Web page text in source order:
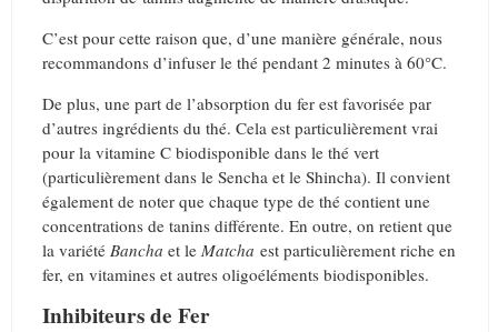
C’est pour cette raison que, d’une manière générale, nous
recommandons d’infuser le thé pendant 2 minutes à 60°C.
De plus, une part de l’absorption du fer est favorisée par
d’autres ingrédients du thé. Cela est particulièrement vrai
pour la vitamine C biodisponible dans le thé vert
(particulièrement dans le Sencha et le Shincha). Il convient
également de noter que chaque type de thé contient une
concentrations de tanins différente. En outre, on retient que
la variété Bancha et le Matcha est particulièrement riche en
fer, en vitamines et autres oligoéléments biodisponibles.
Inhibiteurs de Fer